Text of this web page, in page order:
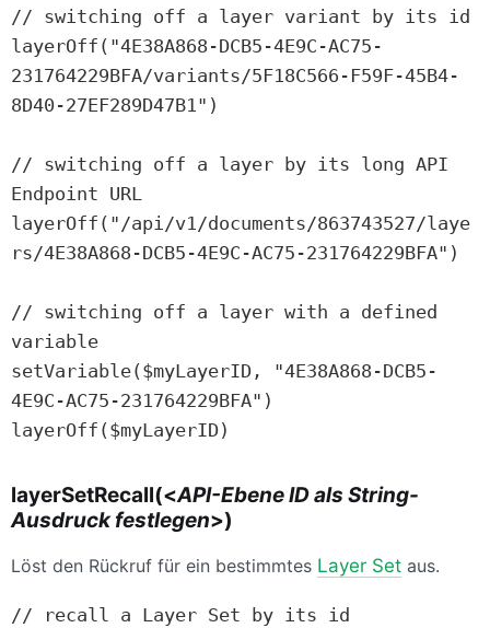
// switching off a layer variant by its id
layerOff("4E38A868-DCB5-4E9C-AC75-
231764229BFA/variants/5F18C566-F59F-45B4-
8D40-27EF289D47B1")
// switching off a layer by its long API
Endpoint URL
layerOff("/api/v1/documents/863743527/laye
rs/4E38A868-DCB5-4E9C-AC75-231764229BFA")
// switching off a layer with a defined
variable
setVariable($myLayerID, "4E38A868-DCB5-
4E9C-AC75-231764229BFA")
layerOff($myLayerID)
layerSetRecall(<API-Ebene ID als String-
Ausdruck festlegen>)
Löst den Rückruf für ein bestimmtes Layer Set aus.
// recall a Layer Set by its id